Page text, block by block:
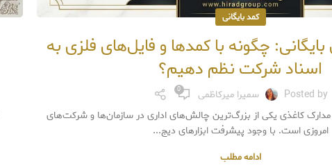
کمد بایگانی
چگونه با کمدها و فایل‌های فلزی به
اسناد شرکت نظم دهیم؟
Posted by سمیرا میرکاظمی 0
مدارک کاغذی یکی از بزرگ‌ترین چالش‌های اداری در سازمان‌ها و شرکت‌های
امروزی است. با وجود پیشرفت ابزارهای دیج...
ادامه مطلب